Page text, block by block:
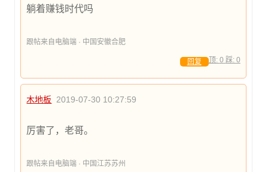
躺着赚钱时代吗
跟帖来自电脑端 · 中国安徽合肥
顶: 0 踩: 0
回复
木地板 2019-07-30 10:27:59
厉害了，老哥。
跟帖来自电脑端 · 中国江苏苏州